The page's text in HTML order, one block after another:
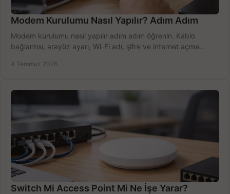
Modem Kurulumu Nasıl Yapılır? Adım Adım
Modem kurulumu nasıl yapılır adım adım öğrenin. Kablo
bağlantısı, arayüz ayarı, Wi-Fi adı, şifre ve internet açma
4 Temmuz 2026
Switch Mi Access Point Mi Ne İşe Yarar?